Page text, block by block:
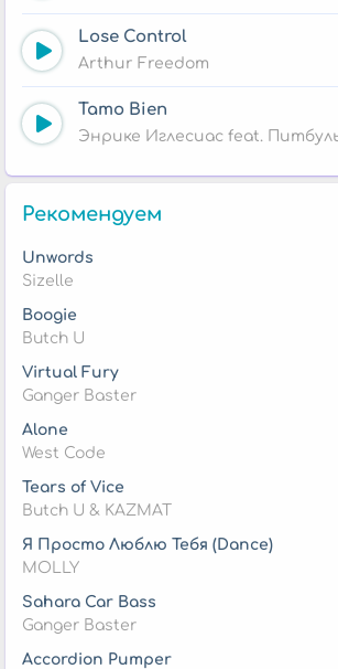
Lose Control
Arthur Freedom
Tamo Bien
Энрике Иглесиас feat.
Рекомендуем
Unwords
Sizelle
Boogie
Butch U
Virtual Fury
Ganger Baster
Alone
West Code
Tears of Vice
Butch U & KAZMAT
Я Просто Люблю Тебя (Dance)
MOLLY
Sahara Car Bass
Ganger Baster
Accordion Pumper